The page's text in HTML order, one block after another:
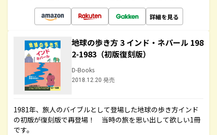
詳細を見る
地球の歩き方 3 インド・ネパール 198
2-1983（初版復刻版）
D-Books
2018.12.20 発売
1981年、旅人のバイブルとして登場した地球の歩き方インド
の初版が復刻版で再登場！ 当時の旅を思い出して欲しい1冊
です。